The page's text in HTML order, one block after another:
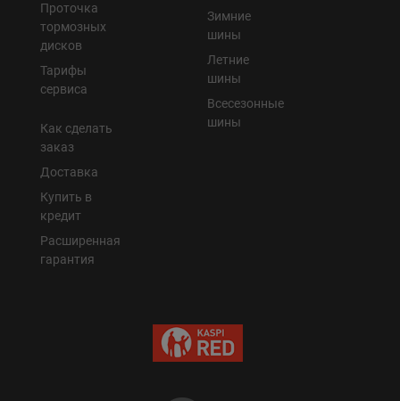
Проточка
тормозных
дисков
Тарифы
сервиса
Как сделать
заказ
Доставка
Купить в
кредит
Расширенная
гарантия
Зимние
шины
Летние
шины
Всесезонные
шины